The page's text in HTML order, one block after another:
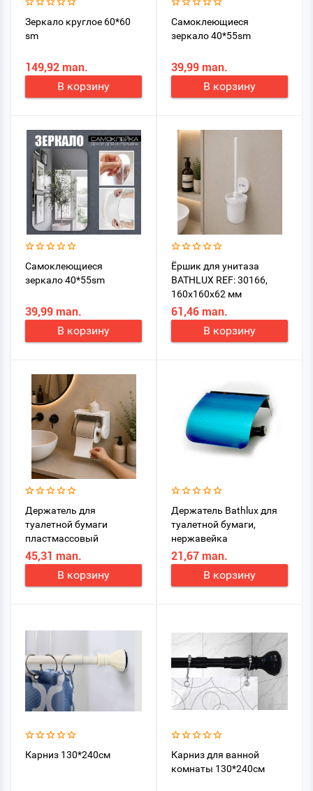
Зеркало круглое 60*60
sm
149,92 man.
В корзину
Самоклеющиеся
зеркало 40*55sm
39,99 man.
В корзину
Самоклеющиеся
зеркало 40*55sm
39,99 man.
В корзину
Ёршик для унитаза
BATHLUX REF: 30166,
160x160x62 мм
61,46 man.
В корзину
Держатель для
туалетной бумаги
пластмассовый
BATHLUX 50401
45,31 man.
В корзину
Держатель Bathlux для
туалетной бумаги,
нержавейка
21,67 man.
В корзину
Карниз 130*240см
Карниз для ванной
комнаты 130*240см